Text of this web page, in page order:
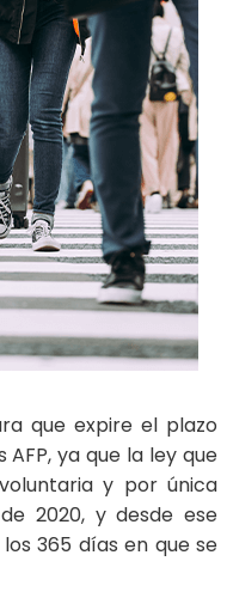
que expire el plazo
ya que la ley que
y por única
2020, y desde ese
365 días en que se